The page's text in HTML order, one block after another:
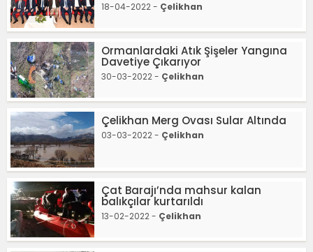
18-04-2022 - Çelikhan
Ormanlardaki Atık Şişeler Yangına
Davetiye Çıkarıyor
30-03-2022 - Çelikhan
Çelikhan Merg Ovası Sular Altında
03-03-2022 - Çelikhan
Çat Barajı’nda mahsur kalan
balıkçılar kurtarıldı
13-02-2022 - Çelikhan